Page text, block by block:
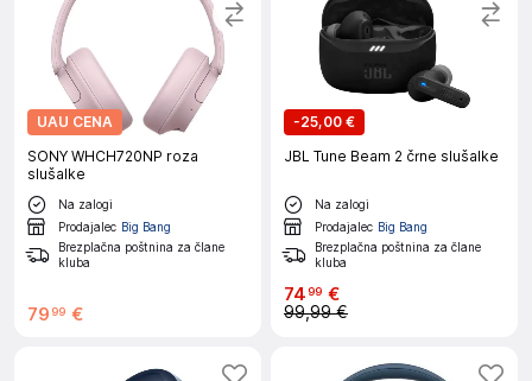
UAU CENA
SONY WHCH720NP roza
slušalke
Na zalogi
Prodajalec Big Bang
Brezplačna poštnina za člane
kluba
79 99 €
-25,00 €
JBL Tune Beam 2 črne slušalke
Na zalogi
Prodajalec Big Bang
Brezplačna poštnina za člane
kluba
7499 €
99,99 €